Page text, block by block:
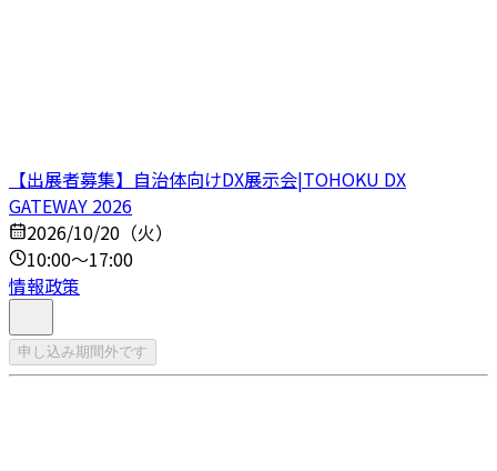
【出展者募集】自治体向けDX展示会|TOHOKU DX
GATEWAY 2026
2026/10/20（火）
10:00～17:00
情報政策
申し込み期間外です